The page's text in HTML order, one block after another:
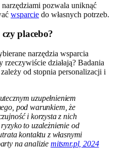
pozwala uniknąć
wsparcie do własnych potrzeb.
placebo?
narzędzia wsparcia
działają? Badania
od stopnia personalizacji i
uzupełnieniem
pod warunkiem, że
i korzysta z nich
to uzależnienie od
kontaktu z własnymi
na analizie mitsmr.pl, 2024